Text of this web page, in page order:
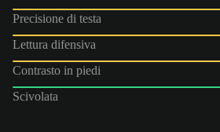
Precisione di testa
Lettura difensiva
Contrasto in piedi
Scivolata